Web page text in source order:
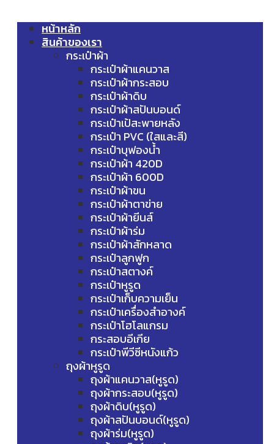
หน้าหลัก
สินค้าของเรา
กระเป๋าผ้า
กระเป๋าผ้าแคนวาส
กระเป๋าผ้ากระสอบ
กระเป๋าผ้าดิบ
กระเป๋าผ้าสปันบอนด์
กระเป๋าเป้สะพายหลัง
กระเป๋า PVC (ใสและสี)
กระเป๋าบุฟองน้ำ
กระเป๋าผ้า 420D
กระเป๋าผ้า 600D
กระเป๋าผ้าขน
กระเป๋าผ้าตาข่าย
กระเป๋าผ้ายีนส์
กระเป๋าผ้าร่ม
กระเป๋าผ้าสักหลาด
กระเป๋าลูกฟูก
กระเป๋าสตางค์
กระเป๋าหูรูด
กระเป๋าเก็บความเย็น
กระเป๋าเครื่องสำอางค์
กระเป๋าโฮโลแกรม
กระสอบอีเกีย
กระเป๋าพีวีซีหนังแก้ว
ถุงผ้าหูรูด
ถุงผ้าแคนวาส(หูรูด)
ถุงผ้ากระสอบ(หูรูด)
ถุงผ้าดิบ(หูรูด)
ถุงผ้าสปันบอนด์(หูรูด)
ถุงผ้าร่ม(หูรูด)